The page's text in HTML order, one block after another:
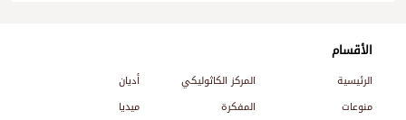
الأقسام
الرئيسية المركز الكاثوليكي
أديان
منوعات
المفكرة
ميديا